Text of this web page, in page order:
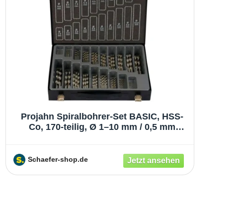
Projahn Spiralbohrer-Set BASIC, HSS-
Co, 170-teilig, Ø 1–10 mm / 0,5 mm
Schaefer-shop.de